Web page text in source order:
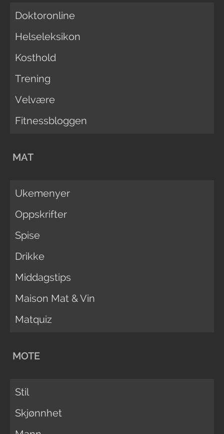
Doktoronline
Helseleksikon
Kosthold
Trening
Velvære
Fitnessbloggen
MAT
Ukemenyer
Oppskrifter
Spise
Drikke
Middagstips
Maison Mat & Vin
Matquiz
MOTE
Stil
Skjønnhet